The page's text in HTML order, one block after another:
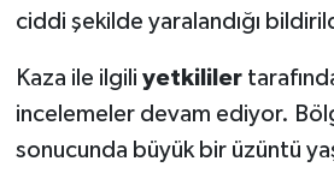
ciddi şekilde yaralandığı
Kaza ile ilgili yetkililer
incelemeler devam ediyor.
sonucunda büyük bir üzüntü
Yemek
SİVİL TOPLUM